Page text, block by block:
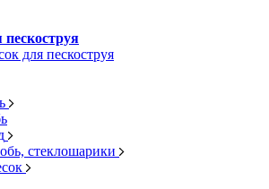
для пескоструя
стеклошарики